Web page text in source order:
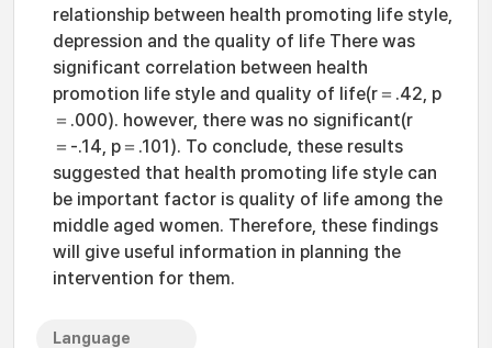
relationship between health promoting life style,
depression and the quality of life There was
significant correlation between health
promotion life style and quality of life(r＝.42, p
＝.000). however, there was no significant(r
＝-.14, p＝.101). To conclude, these results
suggested that health promoting life style can
be important factor is quality of life among the
middle aged women. Therefore, these findings
will give useful information in planning the
intervention for them.
Language